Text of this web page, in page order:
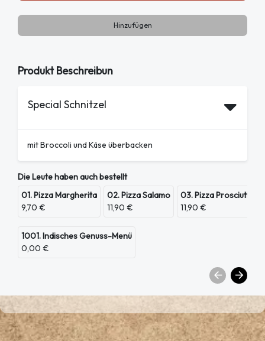
Hinzufügen
Produkt Beschreibun
Special Schnitzel
mit Broccoli und Käse überbacken
Die Leute haben auch bestellt
01. Pizza Margherita
9,70 €
02. Pizza Salamo
11,90 €
03. Pizza Prosciutto
11,90 €
1001. Indisches Genuss-Menü
0,00 €